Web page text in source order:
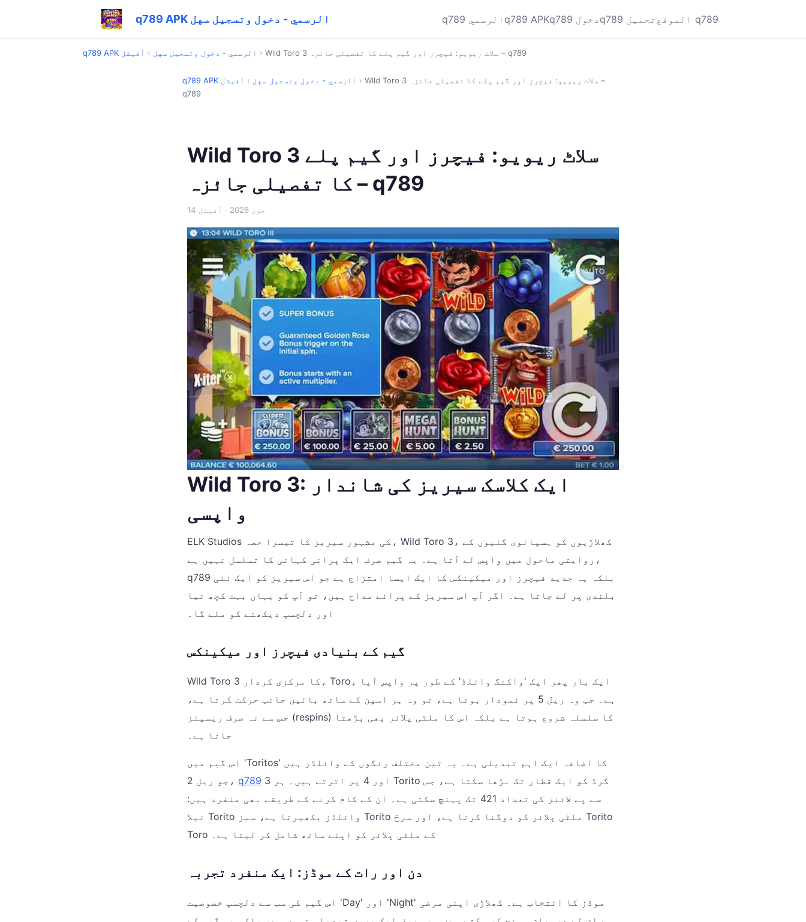
q789 APK الرسمي - دخول وتسجيل سهل q789 الرسمي q789 APK q789 دخول q789 تحميل الموقع q789
q789 APK الرسمي - دخول وتسجيل سهل › آفیشل › Wild Toro 3 سلاٹ ریویو: فیچرز اور گیم پلے کا تفصیلی جائزہ – q789
q789 APK الرسمي - دخول وتسجيل سهل › آفیشل › Wild Toro 3 سلاٹ ریویو: فیچرز اور گیم پلے کا تفصیلی جائزہ –
q789
Wild Toro 3 سلاٹ ریویو: فیچرز اور گیم پلے
کا تفصیلی جائزہ – q789
14 جون 2026 · آفیشل
Wild Toro 3: ایک کلاسک سیریز کی شاندار
واپسی
ELK Studios کی مشہور سیریز کا تیسرا حصہ، Wild Toro 3، کھلاڑیوں کو ہسپانوی گلیوں کے
روایتی ماحول میں واپس لے آتا ہے۔ یہ گیم صرف ایک پرانی کہانی کا تسلسل نہیں ہے،
q789 بلکہ یہ جدید فیچرز اور میکینکس کا ایک ایسا امتزاج ہے جو اس سیریز کو ایک نئی
بلندی پر لے جاتا ہے۔ اگر آپ اس سیریز کے پرانے مداح ہیں، تو آپ کو یہاں بہت کچھ نیا
اور دلچسپ دیکھنے کو ملے گا۔
گیم کے بنیادی فیچرز اور میکینکس
Wild Toro 3 کا مرکزی کردار، Toro، ایک بار پھر ایک 'واکنگ وائلڈ' کے طور پر واپس آیا
ہے۔ جب وہ ریل 5 پر نمودار ہوتا ہے، تو وہ ہر اسپن کے ساتھ بائیں جانب حرکت کرتا ہے،
جس سے نہ صرف ریسپنز (respins) کا سلسلہ شروع ہوتا ہے بلکہ اس کا ملٹی پلائر بھی بڑھتا
جاتا ہے۔
اس گیم میں 'Toritos' کا اضافہ ایک اہم تبدیلی ہے۔ یہ تین مختلف رنگوں کے وائلڈز ہیں
جو ریل 2، q789 3 اور 4 پر اترتے ہیں۔ ہر Torito گرڈ کو ایک قطار تک بڑھا سکتا ہے، جس
سے پے لائنز کی تعداد 421 تک پہنچ سکتی ہے۔ ان کے کام کرنے کے طریقے بھی منفرد ہیں:
نیلا Torito وائلڈز بکھیرتا ہے، سبز Torito ملٹی پلائر کو دوگنا کرتا ہے، اور سرخ Torito
Toro کے ملٹی پلائر کو اپنے ساتھ شامل کر لیتا ہے۔
دن اور رات کے موڈز: ایک منفرد تجربہ
اس گیم کی سب سے دلچسپ خصوصیت 'Day' اور 'Night' موڈز کا انتخاب ہے۔ کھلاڑی اپنی مرضی